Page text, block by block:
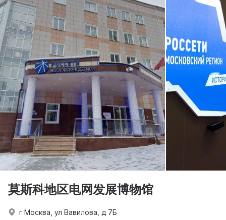
莫斯科地区电网发展博物馆
г Москва, ул Вавилова, д 7Б